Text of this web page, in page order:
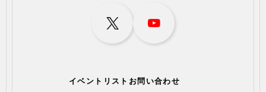
イベントリスト お問い合わせ